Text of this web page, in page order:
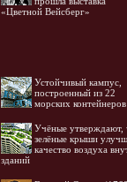
«Цветной Вейсберг»
Устойчивый кампус,
построенный из 22
морских контейнеров
Учёные утверждают,
зелёные крыши
качество воздуха
зданий